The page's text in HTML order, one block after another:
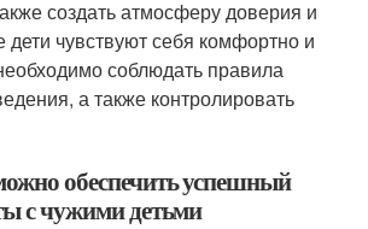
создать атмосферу доверия и
дети чувствуют себя комфортно и
соблюдать правила
а также контролировать
обеспечить успешный
с чужими детьми